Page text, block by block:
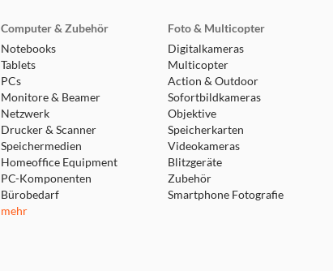
Computer & Zubehör
Notebooks
Tablets
PCs
Monitore & Beamer
Netzwerk
Drucker & Scanner
Speichermedien
Homeoffice Equipment
PC-Komponenten
Bürobedarf
mehr
Foto & Multicopter
Digitalkameras
Multicopter
Action & Outdoor
Sofortbildkameras
Objektive
Speicherkarten
Videokameras
Blitzgeräte
Zubehör
Smartphone Fotografie